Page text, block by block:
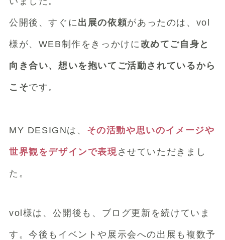
公開後、すぐに 出展の依頼があったのは、 vol
様が、WEB制作をきっかけに 改めてご自身と
向き合い、想いを抱いてご活動されているから
こそです。
MY DESIGNは、 その活動や思いのイメージや
世界観をデザインで表現させていただきまし
た。
vol様は、公開後も、ブログ更新を続けていま
す。今後もイベントや展示会への出展も複数予